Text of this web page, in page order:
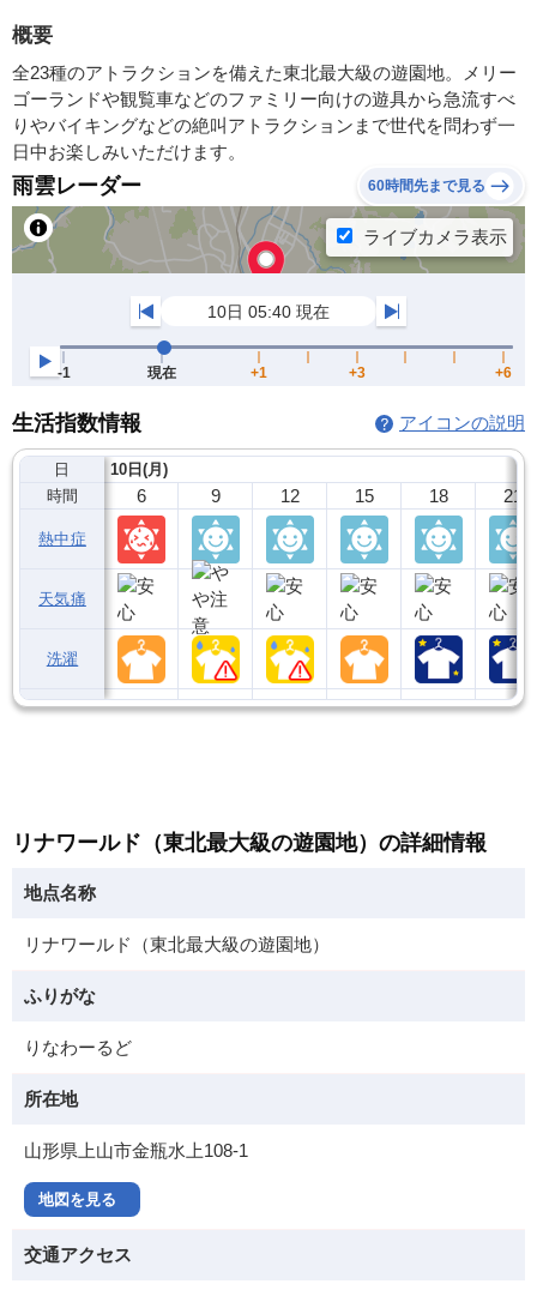
概要
全23種のアトラクションを備えた東北最大級の遊園地。メリー
ゴーランドや観覧車などのファミリー向けの遊具から急流すべ
りやバイキングなどの絶叫アトラクションまで世代を問わず一
日中お楽しみいただけます。
雨雲レーダー 60時間先まで見る
生活指数情報 アイコンの説明
日
時間
熱中症
天気痛
洗濯
10日(月)
6 9 12 15 18 21
リナワールド（東北最大級の遊園地）の詳細情報
地点名称
リナワールド（東北最大級の遊園地）
ふりがな
りなわーるど
所在地
山形県上山市金瓶水上108-1
地図を見る
交通アクセス